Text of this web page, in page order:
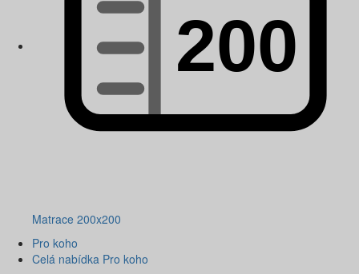
Matrace 200x200
Pro koho
Celá nabídka Pro koho